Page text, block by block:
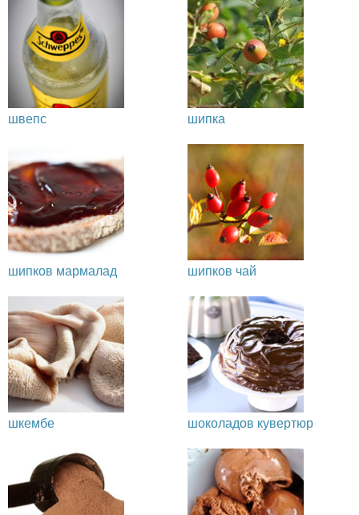
швепс шипка
шипков мармалад шипков чай
шкембе шоколадов кувертюр